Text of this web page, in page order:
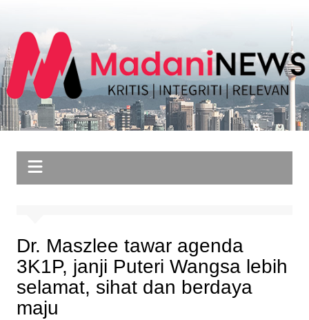
content
Dr. Maszlee tawar agenda
3K1P, janji Puteri Wangsa lebih
selamat, sihat dan berdaya
maju